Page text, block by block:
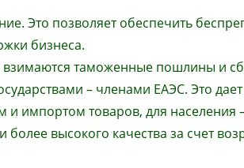
Это позволяет обеспечить
бизнеса.
взимаются таможенные пошлины и
– членами ЕАЭС. Это
и импортом товаров, для населения
высокого качества за счет